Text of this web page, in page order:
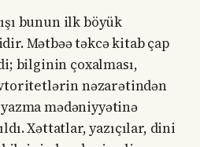
bunun ilk böyük
Mətbəə təkcə kitab çap
bilginin çoxalması,
nəzarətindən
mədəniyyətinə
Xəttatlar, yazıçılar, dini